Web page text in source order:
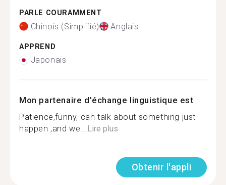
PARLE COURAMMENT
Chinois (Simplifié) Anglais
APPREND
Japonais
Mon partenaire d'échange linguistique est
Patience,funny, can talk about something just
happen ,and we...Lire plus
Obtenir l'appli